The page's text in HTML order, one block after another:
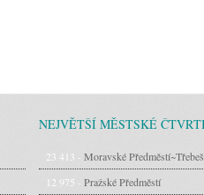
NEJVĚTŠÍ MĚSTSKÉ
23 413 - Moravské Předměstí~Třebeš
12 975 - Pražské Předměstí